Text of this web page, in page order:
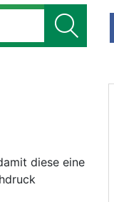
diese eine